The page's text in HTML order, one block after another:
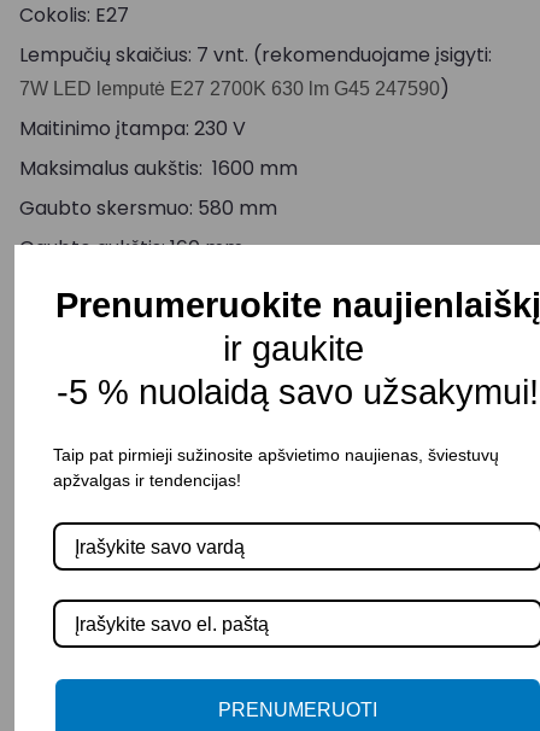
Cokolis: E27
Lempučių skaičius: 7 vnt. (rekomenduojame įsigyti:
7W LED lemputė E27 2700K 630 lm G45 247590)
Maitinimo įtampa: 230 V
Maksimalus aukštis: 1600 mm
Gaubto skersmuo: 580 mm
Gaubto aukštis: 160 mm
Spalva: Juoda/Balta/Tamsiai pilka
Pristatymo terminas: 15 – 30 d. d.
SPALVA Pasirinkite savybę
Prenumeruokite naujienlaiškį
ir gaukite
-5 % nuolaidą savo užsakymui!
Taip pat pirmieji sužinosite apšvietimo naujienas, šviestuvų
apžvalgas ir tendencijas!
PRENUMERUOTI